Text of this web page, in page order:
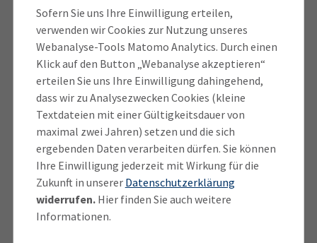
Sofern Sie uns Ihre Einwilligung erteilen,
verwenden wir Cookies zur Nutzung unseres
Webanalyse-Tools Matomo Analytics. Durch einen
Klick auf den Button „Webanalyse akzeptieren“
erteilen Sie uns Ihre Einwilligung dahingehend,
dass wir zu Analysezwecken Cookies (kleine
Textdateien mit einer Gültigkeitsdauer von
maximal zwei Jahren) setzen und die sich
ergebenden Daten verarbeiten dürfen. Sie können
Ihre Einwilligung jederzeit mit Wirkung für die
Zukunft in unserer Datenschutzerklärung
widerrufen.Hier finden Sie auch weitere
Informationen.
läuft seit Sommer 2015 und ist ein gemeinsames
Projekt der bayerischen IHKs und des bayerischen
Wirtschafts­ministeriums. In eintägigen Seminaren
und Coachings bei den Schuleinsätzen bereitet die
IHK interessierte Azubis auf ihre Rolle als Botschafter
für die Berufsausbildung vor. Die Scouts lernen,
interessant zu präsentieren, sicher vorzutragen und
ihre Zuhörer aktiv einzubinden. Zudem werden
Inhalte für die sozialen Medien wie zum Beispiel
Posts für den Instagram-Kanal
„ihkausbildungsscouts“ erstellt.